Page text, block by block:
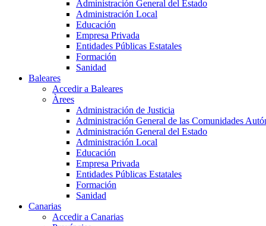
Administración General del Estado
Administración Local
Educación
Empresa Privada
Entidades Públicas Estatales
Formación
Sanidad
Baleares
Accedir a Baleares
Àrees
Administración de Justicia
Administración General de las Comunidades
Administración General del Estado
Administración Local
Educación
Empresa Privada
Entidades Públicas Estatales
Formación
Sanidad
Canarias
Accedir a Canarias